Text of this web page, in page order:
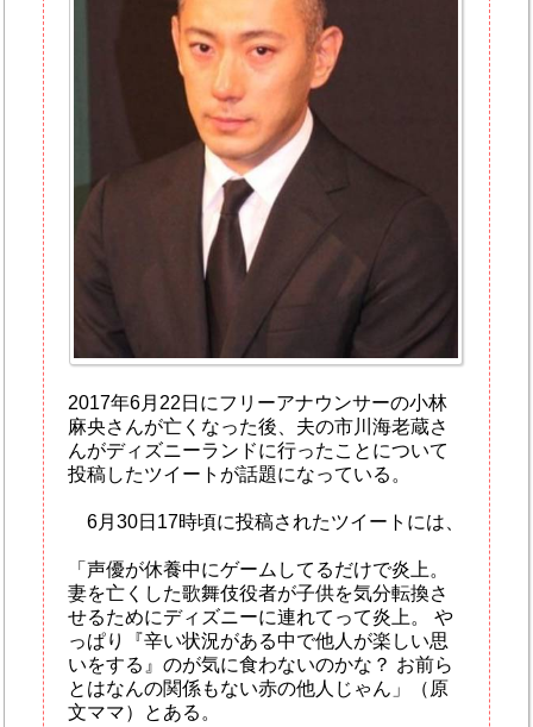
2017年6月22日にフリーアナウンサーの小林
麻央さんが亡くなった後、夫の市川海老蔵さ
んがディズニーランドに行ったことについて
投稿したツイートが話題になっている。
6月30日17時頃に投稿されたツイートには、
「声優が休養中にゲームしてるだけで炎上。
妻を亡くした歌舞伎役者が子供を気分転換さ
せるためにディズニーに連れてって炎上。 や
っぱり『辛い状況がある中で他人が楽しい思
いをする』のが気に食わないのかな？ お前ら
とはなんの関係もない赤の他人じゃん」（原
文ママ）とある。